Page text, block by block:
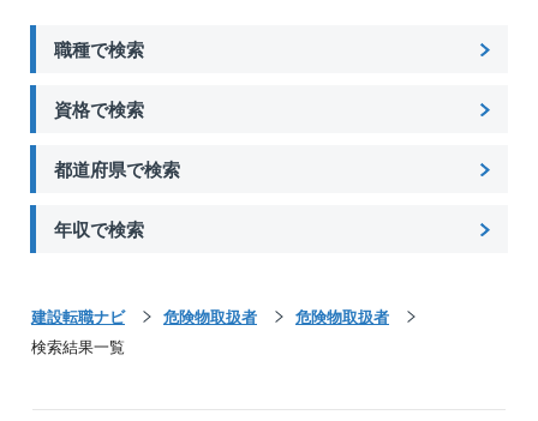
職種で検索
資格で検索
都道府県で検索
年収で検索
建設転職ナビ 危険物取扱者
危険物取扱者
検索結果一覧